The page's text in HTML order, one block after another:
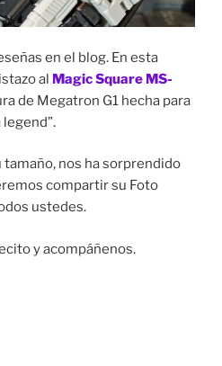
en el blog. En esta
al Magic Square MS-
de Megatron G1 hecha para
tamaño, nos ha sorprendido
compartir su Foto
ustedes.
y acompáñenos.